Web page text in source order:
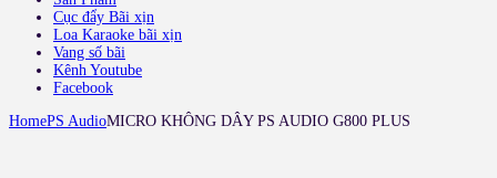
Cục đẩy Bãi xịn
Loa Karaoke bãi xịn
Vang số bãi
Kênh Youtube
Facebook
HomePS AudioMICRO KHÔNG DÂY PS AUDIO G800 PLUS